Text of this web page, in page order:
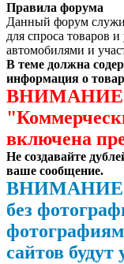
Правила форума
Данный форум
для спроса товаров
автомобилями и
В теме должна
информация о
ВНИМАНИЕ!
включена
Не создавайте
ваше сообщение.
ВНИМАНИЕ!
без
сайтов будут